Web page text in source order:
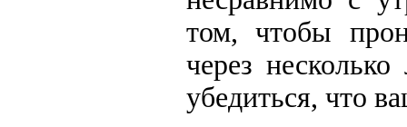
том, чтобы
через
убедиться, что